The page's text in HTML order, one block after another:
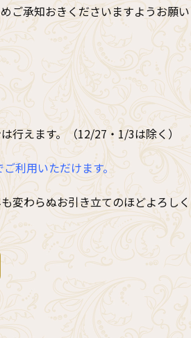
ご承知おきくださいますようお願い
行えます。（12/27・1/3は除く）
利用いただけます。
変わらぬお引き立てのほどよろしく